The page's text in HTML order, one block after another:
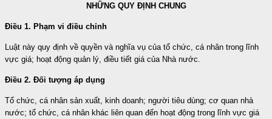
NHỮNG QUY ĐỊNH CHUNG
Điều 1. Phạm vi điều chỉnh
Luật này quy định về quyền và nghĩa vụ của tổ chức, cá nhân trong lĩnh
vực giá; hoạt động quản lý, điều tiết giá của Nhà nước.
Điều 2. Đối tượng áp dụng
Tổ chức, cá nhân sản xuất, kinh doanh; người tiêu dùng; cơ quan nhà
nước; tổ chức, cá nhân khác liên quan đến hoạt động trong lĩnh vực giá